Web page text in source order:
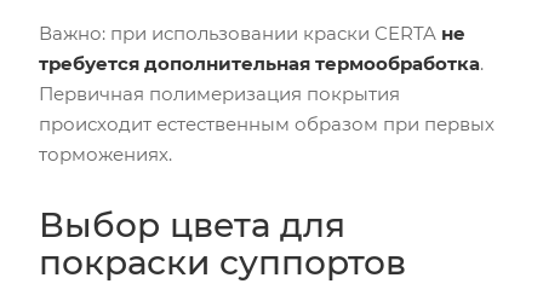
Важно: при использовании краски CERTA не
требуется дополнительная термообработка.
Первичная полимеризация покрытия
происходит естественным образом при первых
торможениях.
Выбор цвета для
покраски суппортов